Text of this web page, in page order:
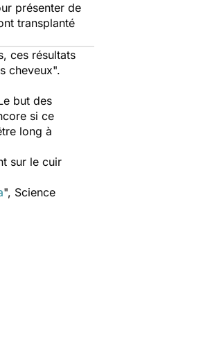
présenter de
transplanté
ces résultats
cheveux".
but des
si ce
long à
sur le cuir
", Science